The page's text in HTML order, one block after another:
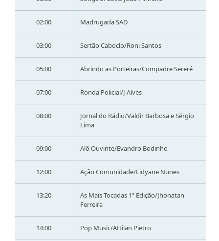
02:00 Madrugada SAD
03:00 Sertão Caboclo/Roni Santos
05:00 Abrindo as Porteiras/Compadre Sereré
07:00 Ronda Policial/J Alves
08:00
Jornal do Rádio/Valdir Barbosa e Sérgio
Lima
09:00 Alô Ouvinte/Evandro Bodinho
12:00 Ação Comunidade/Lidyane Nunes
13:20
As Mais Tocadas 1ª Edição/Jhonatan
Ferreira
14:00 Pop Music/Attilan Pietro